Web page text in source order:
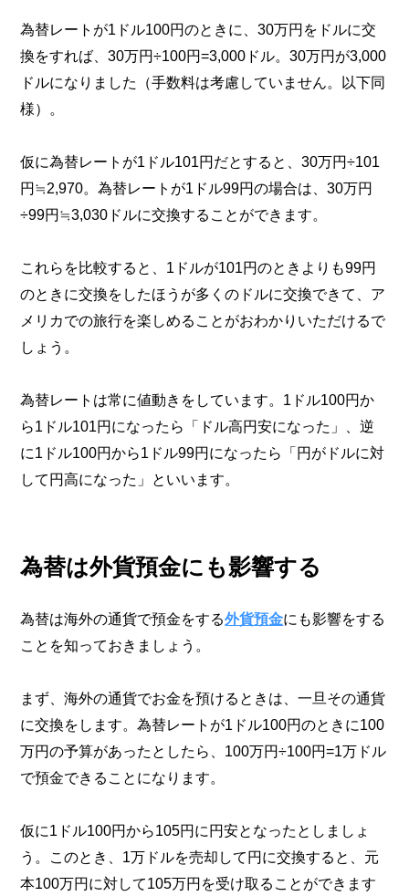
為替レートが1ドル100円のときに、30万円をドルに交
換をすれば、30万円÷100円=3,000ドル。30万円が3,000
ドルになりました（手数料は考慮していません。以下同
様）。
仮に為替レートが1ドル101円だとすると、30万円÷101
円≒2,970。為替レートが1ドル99円の場合は、30万円
÷99円≒3,030ドルに交換することができます。
これらを比較すると、1ドルが101円のときよりも99円
のときに交換をしたほうが多くのドルに交換できて、ア
メリカでの旅行を楽しめることがおわかりいただけるで
しょう。
為替レートは常に値動きをしています。1ドル100円か
ら1ドル101円になったら「ドル高円安になった」、逆
に1ドル100円から1ドル99円になったら「円がドルに対
して円高になった」といいます。
為替は外貨預金にも影響する
為替は海外の通貨で預金をする外貨預金にも影響をする
ことを知っておきましょう。
まず、海外の通貨でお金を預けるときは、一旦その通貨
に交換をします。為替レートが1ドル100円のときに100
万円の予算があったとしたら、100万円÷100円=1万ドル
で預金できることになります。
仮に1ドル100円から105円に円安となったとしましょ
う。このとき、1万ドルを売却して円に交換すると、元
本100万円に対して105万円を受け取ることができます